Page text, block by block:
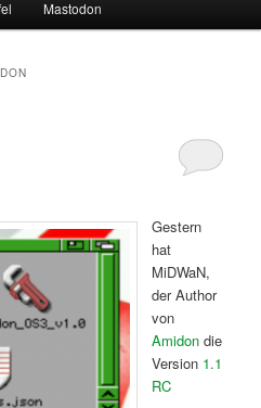
Mastodon
Gestern
hat
MiDWaN,
der Author
von
Amidon die
Version 1.1
RC